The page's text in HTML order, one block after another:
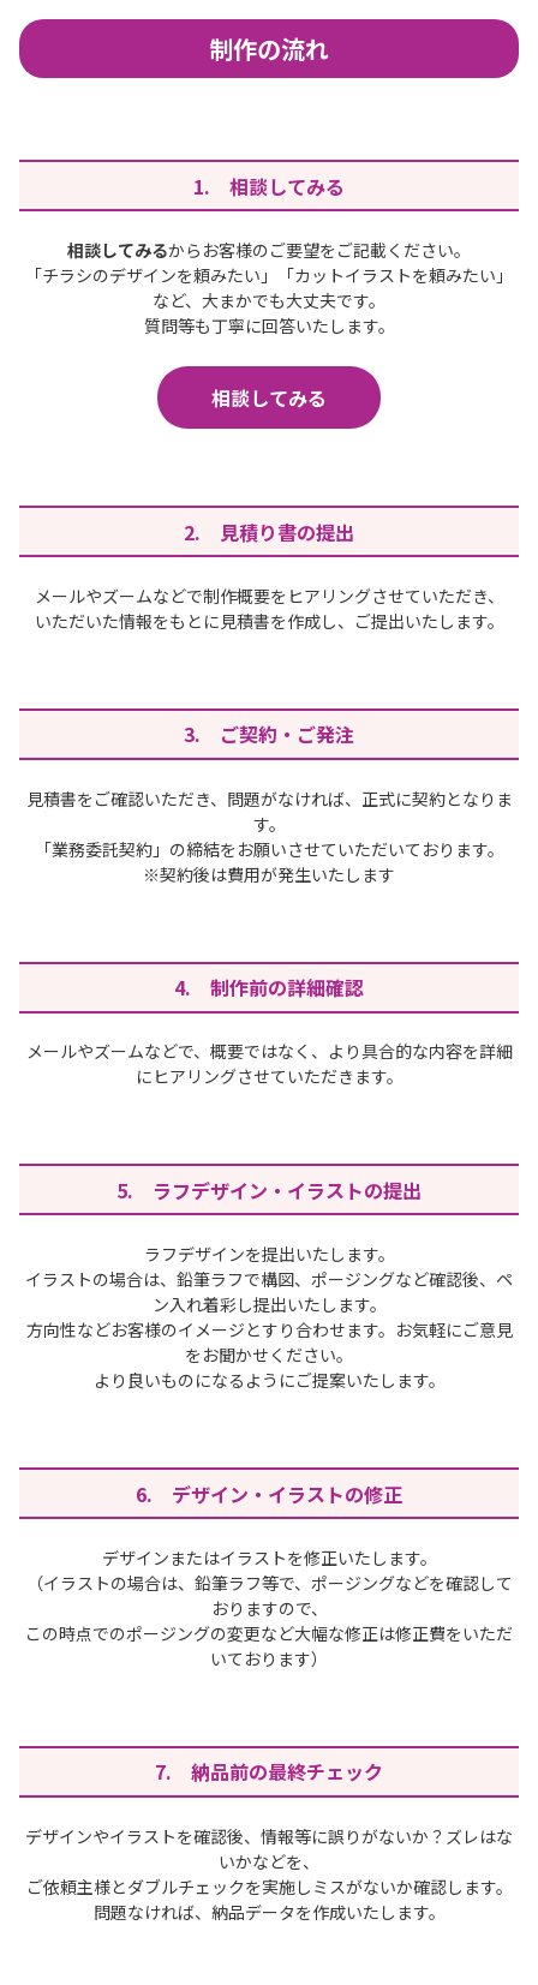
制作の流れ
1. 相談してみる
相談してみるからお客様のご要望をご記載ください。
「チラシのデザインを頼みたい」「カットイラストを頼みたい」
など、大まかでも大丈夫です。
質問等も丁寧に回答いたします。
相談してみる
2. 見積り書の提出
メールやズームなどで制作概要をヒアリングさせていただき、
いただいた情報をもとに見積書を作成し、ご提出いたします。
3. ご契約・ご発注
見積書をご確認いただき、問題がなければ、正式に契約となりま
す。
「業務委託契約」の締結をお願いさせていただいております。
※契約後は費用が発生いたします
4. 制作前の詳細確認
メールやズームなどで、概要ではなく、より具合的な内容を詳細
にヒアリングさせていただきます。
5. ラフデザイン・イラストの提出
ラフデザインを提出いたします。
イラストの場合は、鉛筆ラフで構図、ポージングなど確認後、ペ
ン入れ着彩し提出いたします。
方向性などお客様のイメージとすり合わせます。お気軽にご意見
をお聞かせください。
より良いものになるようにご提案いたします。
6. デザイン・イラストの修正
デザインまたはイラストを修正いたします。
（イラストの場合は、鉛筆ラフ等で、ポージングなどを確認して
おりますので、
この時点でのポージングの変更など大幅な修正は修正費をいただ
いております）
7. 納品前の最終チェック
デザインやイラストを確認後、情報等に誤りがないか？ズレはな
いかなどを、
ご依頼主様とダブルチェックを実施しミスがないか確認します。
問題なければ、納品データを作成いたします。